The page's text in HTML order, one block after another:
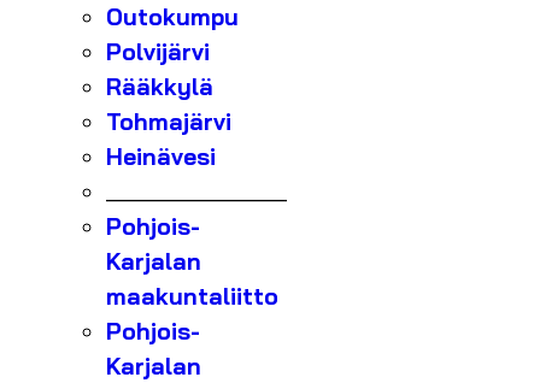
Outokumpu
Polvijärvi
Rääkkylä
Tohmajärvi
Heinävesi
Pohjois-
Karjalan
maakuntaliitto
Pohjois-
Karjalan